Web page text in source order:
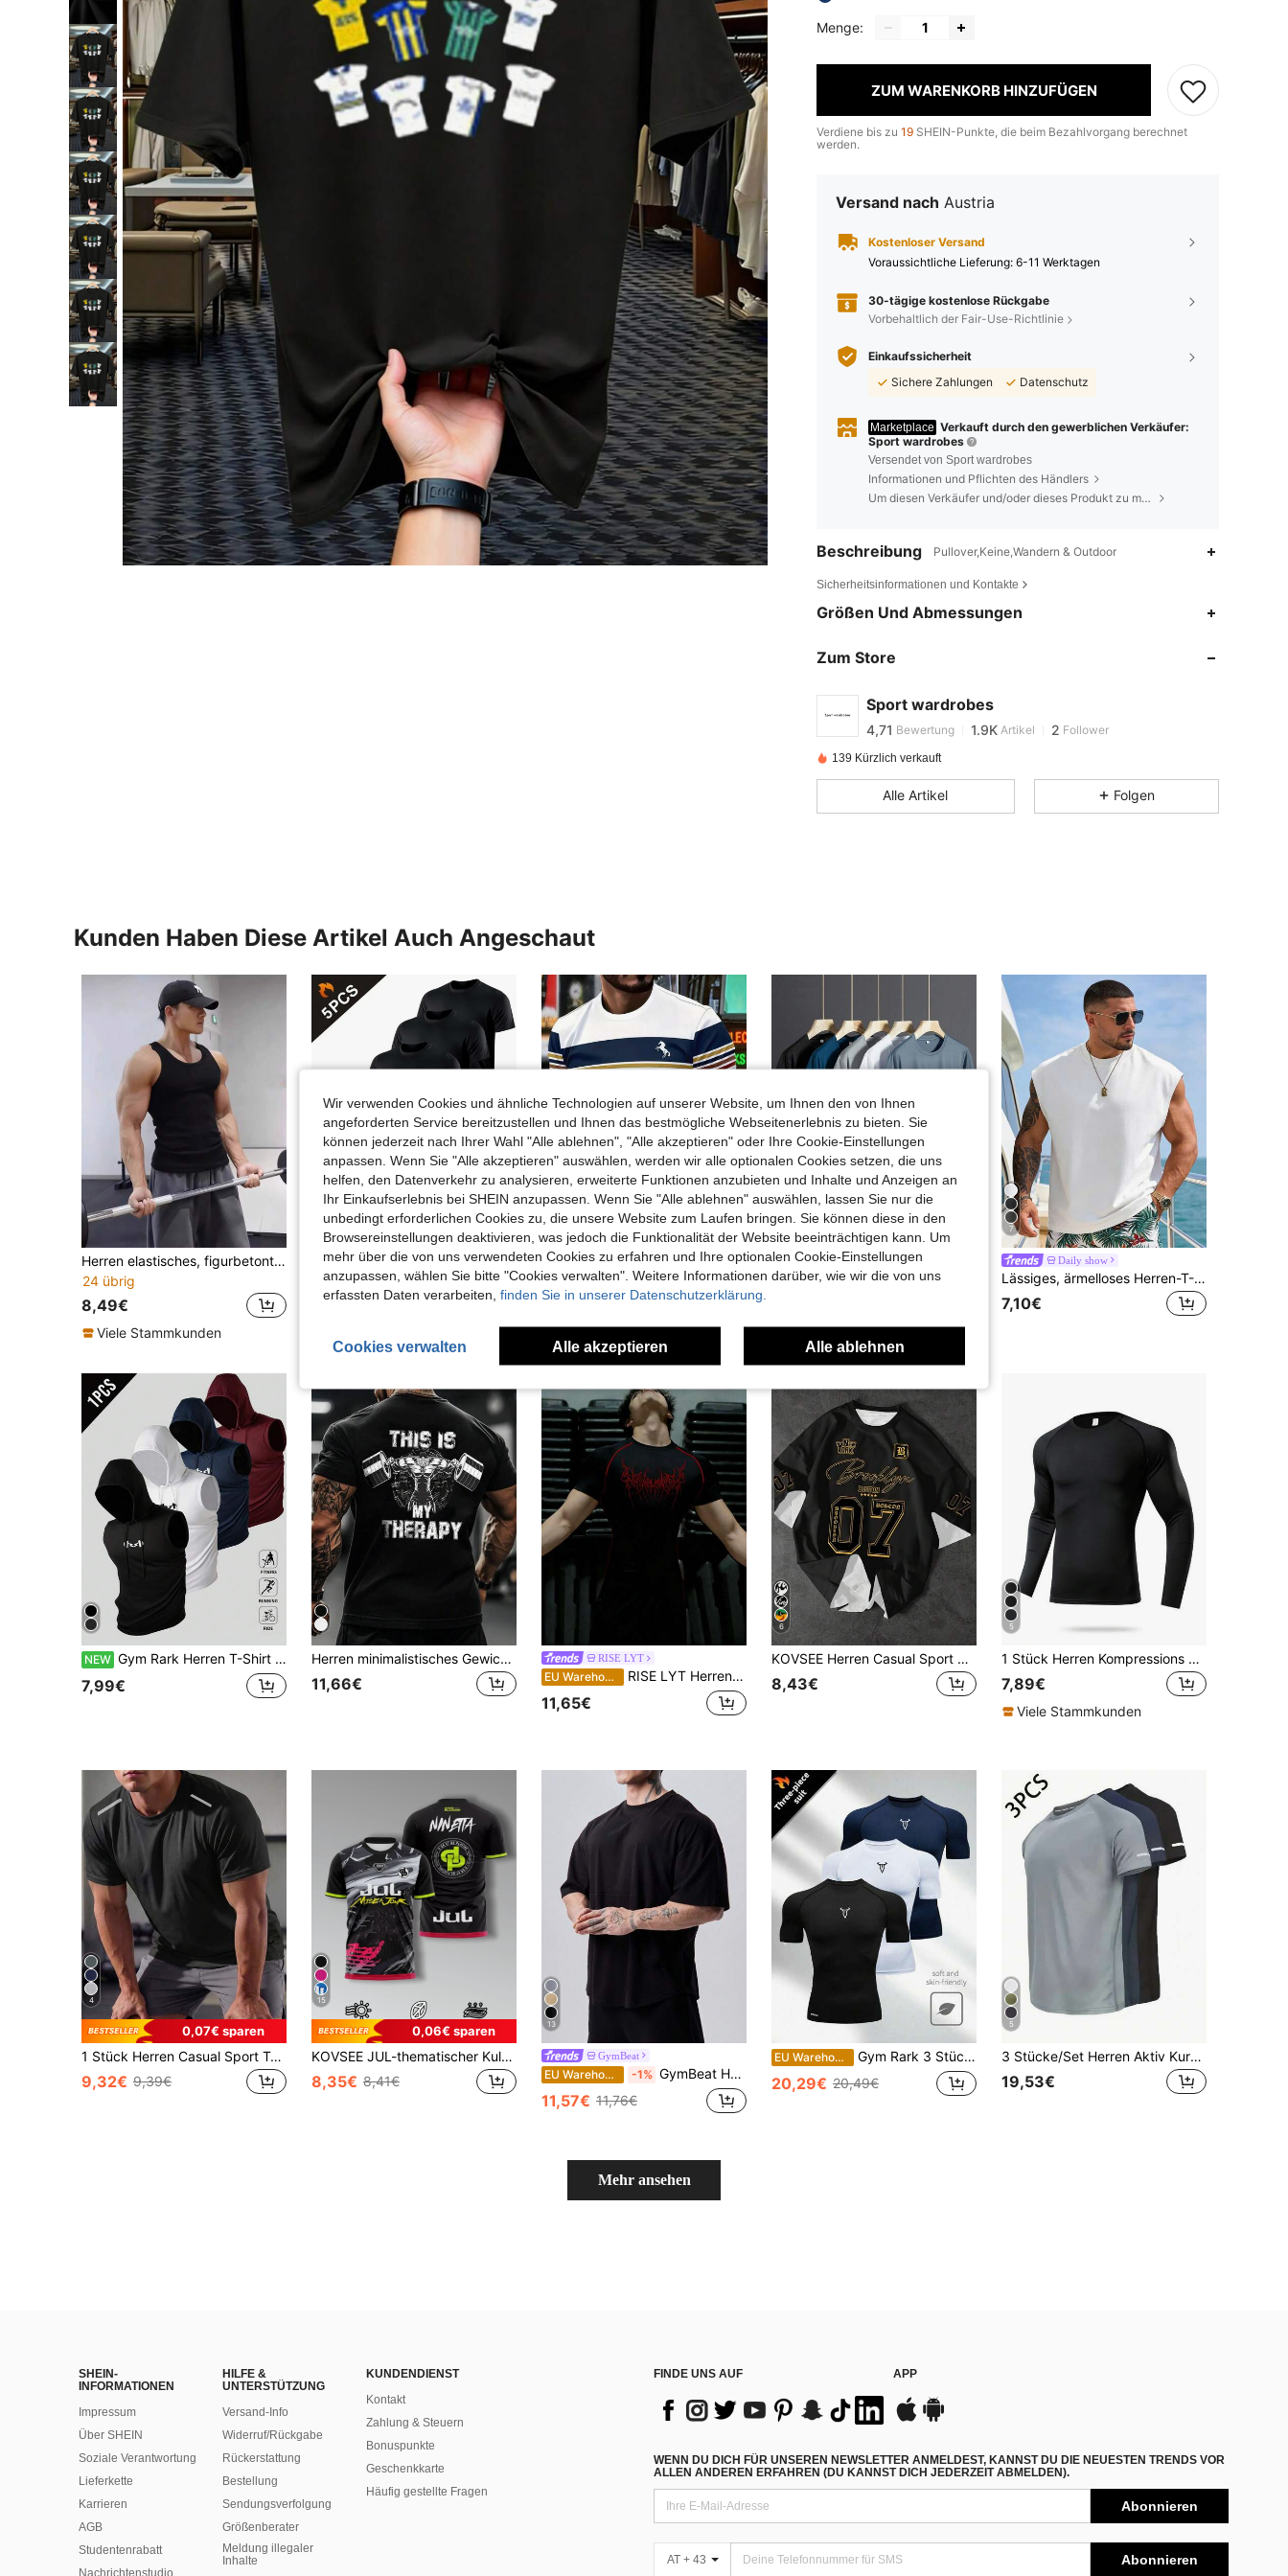
Menge:
ZUM WARENKORB HINZUFÜGEN
Verdiene bis zu 19 SHEIN-Punkte, die beim Bezahlvorgang berechnet
werden.
Versand nach Austria
Kostenloser Versand
Voraussichtliche Lieferung: 6-11 Werktagen
30-tägige kostenlose Rückgabe
Vorbehaltlich der Fair-Use-Richtlinie
Einkaufssicherheit
Sichere Zahlungen
Datenschutz
Marketplace Verkauft durch den gewerblichen Verkäufer:
Sport wardrobes
Versendet von Sport wardrobes
Informationen und Pflichten des Händlers
Um diesen Verkäufer und/oder dieses Produkt zu melden
Beschreibung Pullover,Keine,Wandern & Outdoor
Sicherheitsinformationen und Kontakte
Größen Und Abmessungen
Zum Store
Sport wardrobes
4,71 1.9K
4,71 Bewertung 1.9K Artikel 2 Follower
139 Kürzlich verkauft
Alle Artikel Folgen
Kunden Haben Diese Artikel Auch Angeschaut
Herren elastisches, figurbetontes, schnelltrocknendes geripptes Workout-Tanktop, geeignet für Fitness, Basketball, Trainingssport
24 übrig
8,49€
Viele Stammkunden
5 Stück/Set einfarbige ultraleichte schnelltrocknende Sportshirts, atmungsaktiv & leicht, geeignet für Fitnessstudio, Boyfriend-Stil Basis T-Shirts für Herren, Kompressionsshirts
26,21€
KOVSEE Herren Casual Sport T-Shirt - Pferde-Muster, geeignet für Outdoor, Pendeln, Urlaub, maschinenwaschbar, bequem für alle Jahreszeiten, täglicher Modestil | Rundhals T-Shirt
8,85€ 34,06€
7
Daily show
Lässiges, ärmelloses Herren-T-Shirt mit Rundhalsausschnitt für den Sommer, vielseitig, figurbetont, erfrischend und energiegeladen, ideal als Geschenk für Ehemann oder Freund (Sportler).
7,10€
NEW Gym Rark Herren T-Shirt mit Hantel-Muster, Kordelzug, Kapuze, lässig für Alltag, Reisen und Sport
7,99€
Herren minimalistisches Gewichtheben Fitness "Das ist meine Therapie" Muster Rundhals Kurzarm Sport T-Shirt, Fitnessstudio, Fitnessstudio Outfit
11,66€
RISE LYT
EU Warehouse RISE LYT Herren Schwarzes Kurzarm Rundhals Sport T-Shirt, Halloween Stoff, Gym
11,65€
6
KOVSEE Herren Casual Sport Schwarz Rundhals Kurzarm T-Shirt, 07 New York Brooklyn Grafik Muster, geeignet für Outdoor Freizeitbekleidung Sommer
8,43€
5
1 Stück Herren Kompressions Langarm Fitness Top, eng anliegende Core Workout Basisschicht
7,89€
Viele Stammkunden
4
0,07€ sparen
1 Stück Herren Casual Sport T-Shirt, Rundhalsausschnitt Kurzarm, einfarbiges Sport Lauf T-Shirt, verschiedene Farben erhältlich, geeignet für täglichen Casual Tragen, Sommer Schwarz
9,32€ 9,39€
15
0,06€ sparen
KOVSEE JUL-thematischer Kulturpullover, modisches schnell trocknendes Fan-Kulturoberteil, geeignet für Sport, Gruppenaktivitäten und lässige Sommerkleidung in Schwarz
8,35€ 8,41€
13
GymBeat
EU Warehouse -1% GymBeat Herren Lässig einfarbiges Kurzarm Sport T-Shirt
11,57€ 11,76€
EU Warehouse Gym Rark 3 Stücke Slim Fit Kurzarm Sport T-Shirts mit Stier Aufdruck, Workout Tops, Gym Kompressionsshirt, atmungsaktiv, figurbetontes Shirt mit Rundhalsausschnitt, leicht für Herren
20,29€ 20,49€
5
3 Stücke/Set Herren Aktiv Kurzarm T-Shirts, Rundhals Mesh Strick Tops für Outdoor Sport, Laufen, Fitness, Sommer Schwarz
19,53€
Mehr ansehen
SHEIN-
INFORMATIONEN
Impressum
Über SHEIN
Soziale Verantwortung
Lieferkette
Karrieren
AGB
Studentenrabatt
Nachrichtenstudio
HILFE &
UNTERSTÜTZUNG
Versand-Info
Widerruf/Rückgabe
Rückerstattung
Bestellung
Sendungsverfolgung
Größenberater
Meldung illegaler
Inhalte
KUNDENDIENST
Kontakt
Zahlung & Steuern
Bonuspunkte
Geschenkkarte
Häufig gestellte Fragen
FINDE UNS AUF APP
WENN DU DICH FÜR UNSEREN NEWSLETTER ANMELDEST, KANNST DU DIE NEUESTEN TRENDS VOR
ALLEN ANDEREN ERFAHREN (DU KANNST DICH JEDERZEIT ABMELDEN).
Abonnieren
AT + 43 Abonnieren
Wir verwenden Cookies und ähnliche Technologien auf unserer Website, um Ihnen den von Ihnen
angeforderten Service bereitzustellen und Ihnen das bestmögliche Webseitenerlebnis zu bieten. Sie
können jederzeit nach Ihrer Wahl "Alle ablehnen", "Alle akzeptieren" oder Ihre Cookie-Einstellungen
anpassen. Wenn Sie "Alle akzeptieren" auswählen, werden wir alle optionalen Cookies setzen, die uns
helfen, den Datenverkehr zu analysieren, erweiterte Funktionen anzubieten und Inhalte und Anzeigen an
Ihr Einkaufserlebnis bei SHEIN anzupassen. Wenn Sie "Alle ablehnen" auswählen, lassen Sie nur die
unbedingt erforderlichen Cookies zu, die unsere Website zum Laufen bringen. Sie können diese in den
Browsereinstellungen deaktivieren, was jedoch die Funktionalität der Website beeinträchtigen kann. Um
mehr über die von uns verwendeten Cookies zu erfahren und Ihre optionalen Cookie-Einstellungen
anzupassen, wählen Sie bitte "Cookies verwalten". Weitere Informationen darüber, wie wir die von uns
erfassten Daten verarbeiten, finden Sie in unserer Datenschutzerklärung.
Cookies verwalten Alle akzeptieren Alle ablehnen